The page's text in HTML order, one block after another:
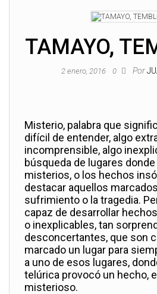
TAMAYO,
2 enero, 2016 0 Por
Misterio, palabra que
difícil de entender, algo
incomprensible, algo
búsqueda de lugares
misterios, o los hechos
destacar aquellos
sufrimiento o la tragedia.
capaz de desarrollar
o inexplicables, tan
desconcertantes, que son
marcado un lugar para
a uno de esos lugares,
telúrica provocó un hecho,
misterioso.